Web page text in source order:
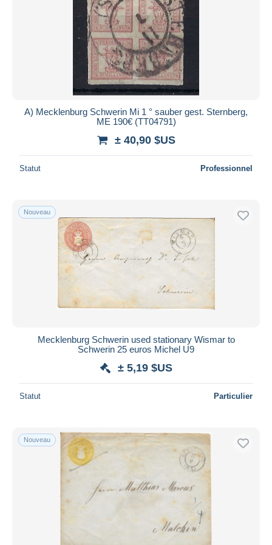
A) Mecklenburg Schwerin Mi 1 ° sauber gest. Sternberg,
ME 190€ (TT04791)
± 40,90 $US
Statut Professionnel
Nouveau
Mecklenburg Schwerin used stationary Wismar to
Schwerin 25 euros Michel U9
± 5,19 $US
Statut Particulier
Nouveau